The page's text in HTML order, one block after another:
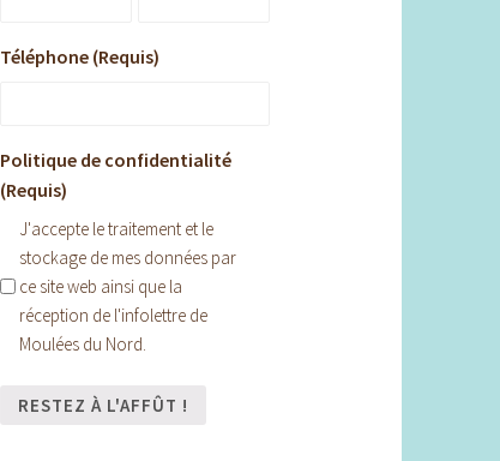
Téléphone (Requis)
Politique de confidentialité
(Requis)
J'accepte le traitement et le
stockage de mes données par
ce site web ainsi que la
réception de l'infolettre de
Moulées du Nord.